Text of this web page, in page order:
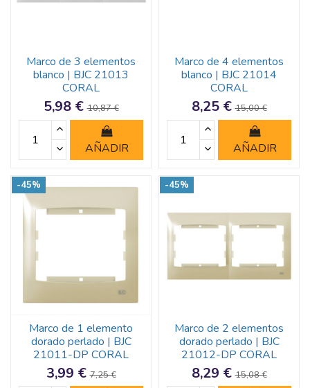
Marco de 3 elementos
blanco | BJC 21013
CORAL
5,98 €10,87 €
AÑADIR
Marco de 4 elementos
blanco | BJC 21014
CORAL
8,25 €15,00 €
AÑADIR
-45%
Marco de 1 elemento
dorado perlado | BJC
21011-DP CORAL
3,99 €7,25 €
-45%
Marco de 2 elementos
dorado perlado | BJC
21012-DP CORAL
8,29 €15,08 €